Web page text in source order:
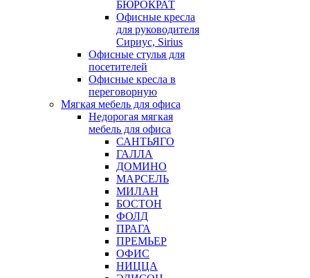
БЮРОКРАТ
Офисные кресла
для руководителя
Сириус, Sirius
Офисные стулья для
посетителей
Офисные кресла в
переговорную
Мягкая мебель для офиса
Недорогая мягкая
мебель для офиса
САНТЬЯГО
ГАЛЛА
ДОМИНО
МАРСЕЛЬ
МИЛАН
БОСТОН
ФОЛД
ПРАГА
ПРЕМЬЕР
ОФИС
НИЦЦА